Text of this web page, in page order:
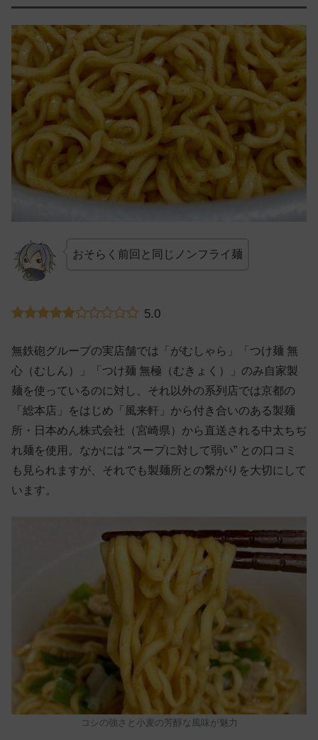
おそらく前回と同じノンフライ麺
5.0
無鉄砲グループの実店舗では「がむしゃら」「つけ麺 無
心（むしん）」「つけ麺 無極（むきょく）」のみ自家製
麺を使っているのに対し、それ以外の系列店では京都の
「総本店」をはじめ「風来軒」から付き合いのある製麺
所・日本めん株式会社（宮崎県）から直送される中太ちぢ
れ麺を使用。なかには “スープに対して弱い” との口コミ
も見られますが、それでも製麺所との繋がりを大切にして
います。
コシの強さと小麦の芳醇な風味が魅力